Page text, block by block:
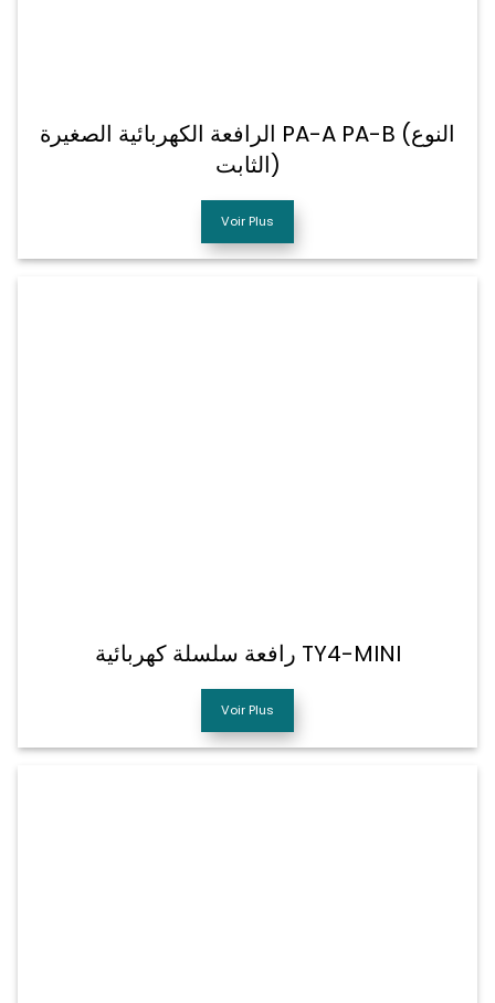
الرافعة الكهربائية الصغيرة PA-A PA-B (النوع
الثابت)
Voir Plus
رافعة سلسلة كهربائية TY4-MINI
Voir Plus